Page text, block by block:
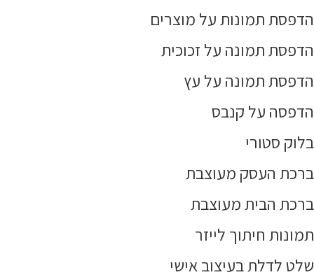
הדפסת תמונות על מוצרים
הדפסת תמונה על זכוכית
הדפסת תמונה על עץ
הדפסה על קנבס
בלוק סטורי
ברכת העסק מעוצבת
ברכת הבית מעוצבת
תמונות חיתוך לייזר
שלט לדלת בעיצוב אישי